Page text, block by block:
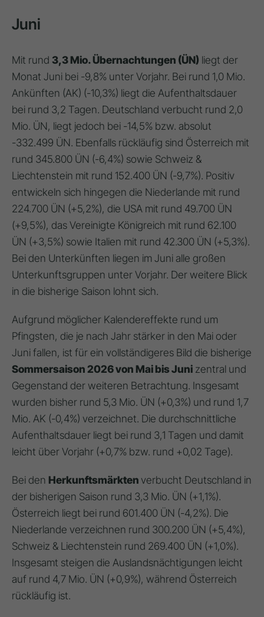
Juni
Mit rund 3,3 Mio. Übernachtungen (ÜN) liegt der
Monat Juni bei -9,8% unter Vorjahr. Bei rund 1,0 Mio.
Ankünften (AK) (-10,3%) liegt die Aufenthaltsdauer
bei rund 3,2 Tagen. Deutschland verbucht rund 2,0
Mio. ÜN, liegt jedoch bei -14,5% bzw. absolut
-332.499 ÜN. Ebenfalls rückläufig sind Österreich mit
rund 345.800 ÜN (-6,4%) sowie Schweiz &
Liechtenstein mit rund 152.400 ÜN (-9,7%). Positiv
entwickeln sich hingegen die Niederlande mit rund
224.700 ÜN (+5,2%), die USA mit rund 49.700 ÜN
(+9,5%), das Vereinigte Königreich mit rund 62.100
ÜN (+3,5%) sowie Italien mit rund 42.300 ÜN (+5,3%).
Bei den Unterkünften liegen im Juni alle großen
Unterkunftsgruppen unter Vorjahr. Der weitere Blick
in die bisherige Saison lohnt sich.
Aufgrund möglicher Kalendereffekte rund um
Pfingsten, die je nach Jahr stärker in den Mai oder
Juni fallen, ist für ein vollständigeres Bild die bisherige
Sommersaison 2026 von Mai bis Juni zentral und
Gegenstand der weiteren Betrachtung. Insgesamt
wurden bisher rund 5,3 Mio. ÜN (+0,3%) und rund 1,7
Mio. AK (-0,4%) verzeichnet. Die durchschnittliche
Aufenthaltsdauer liegt bei rund 3,1 Tagen und damit
leicht über Vorjahr (+0,7% bzw. rund +0,02 Tage).
Bei den Herkunftsmärkten verbucht Deutschland in
der bisherigen Saison rund 3,3 Mio. ÜN (+1,1%).
Österreich liegt bei rund 601.400 ÜN (-4,2%). Die
Niederlande verzeichnen rund 300.200 ÜN (+5,4%),
Schweiz & Liechtenstein rund 269.400 ÜN (+1,0%).
Insgesamt steigen die Auslandsnächtigungen leicht
auf rund 4,7 Mio. ÜN (+0,9%), während Österreich
rückläufig ist.